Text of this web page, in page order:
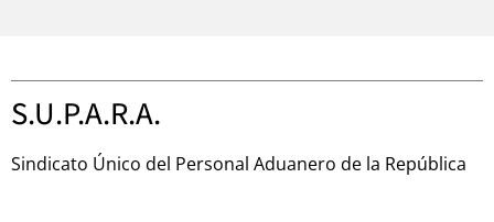
S.U.P.A.R.A.
Sindicato Único del Personal Aduanero de la República